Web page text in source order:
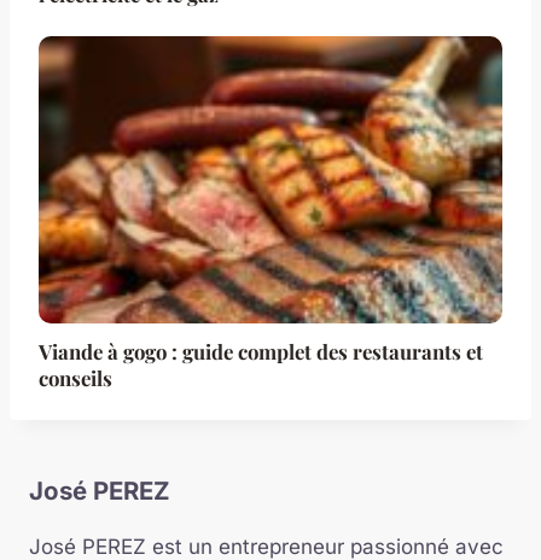
Viande à gogo : guide complet des restaurants et
conseils
José PEREZ
José PEREZ est un entrepreneur passionné avec